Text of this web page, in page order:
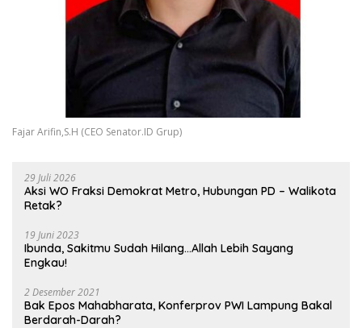
Fajar Arifin,S.H (CEO Senator.ID Grup)
29 Juli 2026
Aksi WO Fraksi Demokrat Metro, Hubungan PD – Walikota
Retak?
19 Juni 2023
Ibunda, Sakitmu Sudah Hilang…Allah Lebih Sayang
Engkau!
2 Desember 2021
Bak Epos Mahabharata, Konferprov PWI Lampung Bakal
Berdarah-Darah?